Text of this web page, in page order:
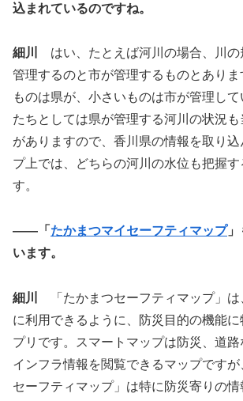
込まれているのですね。
細川
はい、たとえば河川の場合、川の
管理するのと市が管理するものとあり
ものは県が、小さいものは市が管理し
たちとしては県が管理する河川の状況
がありますので、香川県の情報を取り
プ上では、どちらの河川の水位も把握す
す。
――「 たかまつマイセーフティマップ」
います。
細川
「たかまつセーフティマップ」は
に利用できるように、防災目的の機能
プリです。スマートマップは防災、道
インフラ情報を閲覧できるマップですが
セーフティマップ」は特に防災寄りの